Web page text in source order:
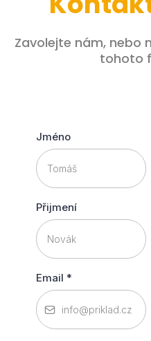
Zavolejte nám,
tohoto
Jméno
Přijmení
Email *